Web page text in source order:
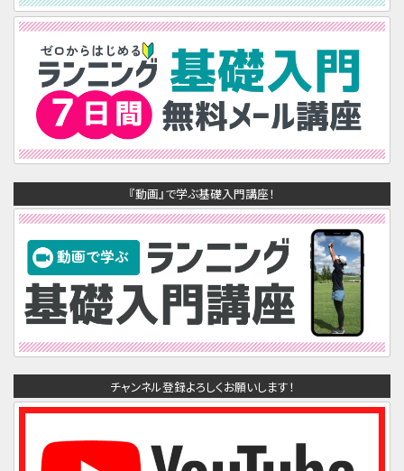
『動画』で学ぶ基礎入門講座！
チャンネル登録よろしくお願いします！